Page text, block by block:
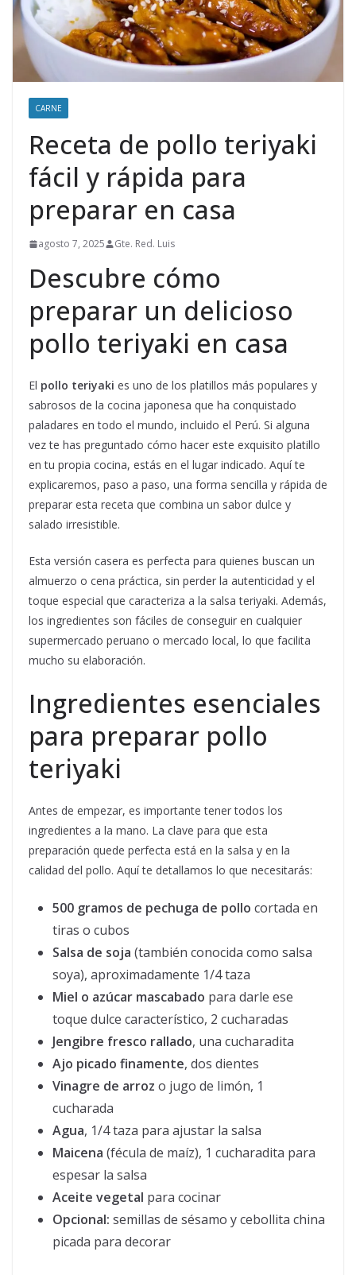
CARNE
Receta de pollo teriyaki
fácil y rápida para
preparar en casa
agosto 7, 2025 Gte. Red. Luis
Descubre cómo
preparar un delicioso
pollo teriyaki en casa
El pollo teriyaki es uno de los platillos más populares y
sabrosos de la cocina japonesa que ha conquistado
paladares en todo el mundo, incluido el Perú. Si alguna
vez te has preguntado cómo hacer este exquisito platillo
en tu propia cocina, estás en el lugar indicado. Aquí te
explicaremos, paso a paso, una forma sencilla y rápida de
preparar esta receta que combina un sabor dulce y
salado irresistible.
Esta versión casera es perfecta para quienes buscan un
almuerzo o cena práctica, sin perder la autenticidad y el
toque especial que caracteriza a la salsa teriyaki. Además,
los ingredientes son fáciles de conseguir en cualquier
supermercado peruano o mercado local, lo que facilita
mucho su elaboración.
Ingredientes esenciales
para preparar pollo
teriyaki
Antes de empezar, es importante tener todos los
ingredientes a la mano. La clave para que esta
preparación quede perfecta está en la salsa y en la
calidad del pollo. Aquí te detallamos lo que necesitarás:
500 gramos de pechuga de pollo cortada en
tiras o cubos
Salsa de soja (también conocida como salsa
soya), aproximadamente 1/4 taza
Miel o azúcar mascabado para darle ese
toque dulce característico, 2 cucharadas
Jengibre fresco rallado, una cucharadita
Ajo picado finamente, dos dientes
Vinagre de arroz o jugo de limón, 1
cucharada
Agua, 1/4 taza para ajustar la salsa
Maicena (fécula de maíz), 1 cucharadita para
espesar la salsa
Aceite vegetal para cocinar
Opcional: semillas de sésamo y cebollita china
picada para decorar